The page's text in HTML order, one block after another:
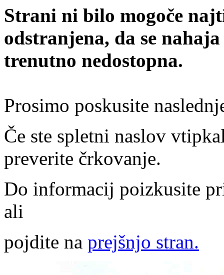
Strani ni bilo mogoče
odstranjena, da se
trenutno nedostopna.
Prosimo poskusite
Če ste spletni naslov
preverite črkovanje.
Do informacij poizkusite
ali
pojdite na prejšnjo stran.